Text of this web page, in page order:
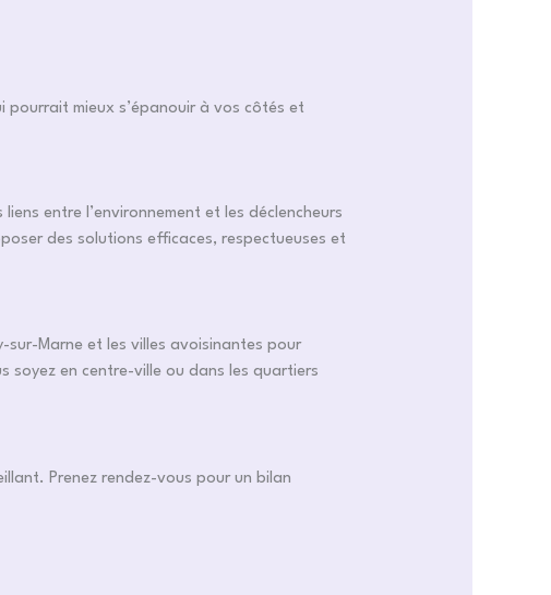
mieux s’épanouir à vos côtés et
entre l’environnement et les déclencheurs
des solutions efficaces, respectueuses et
sur-Marne et les villes avoisinantes pour
soyez en centre-ville ou dans les quartiers
Prenez rendez-vous pour un bilan